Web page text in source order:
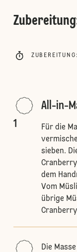
Zubereitung
ZUBEREITUNG :
1
All-in-
Für die
sieben.
dem
Vom
übrige
Die